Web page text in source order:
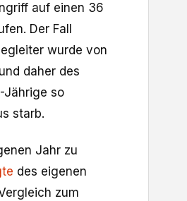
auf einen 36
Der Fall
wurde von
daher des
Jährige so
starb.
Jahr zu
des eigenen
zum